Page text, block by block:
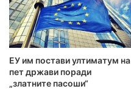
ЕУ им постави ултиматум на
пет држави поради
„златните пасоши“